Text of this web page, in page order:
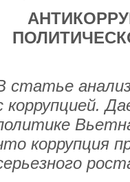
статье
коррупцией.
коррупция